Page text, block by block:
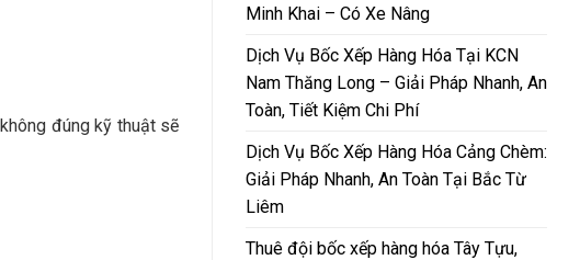
đúng kỹ thuật sẽ
Minh Khai – Có Xe Nâng
Dịch Vụ Bốc Xếp Hàng Hóa Tại KCN
Nam Thăng Long – Giải Pháp Nhanh, An
Toàn, Tiết Kiệm Chi Phí
Dịch Vụ Bốc Xếp Hàng Hóa Cảng Chèm:
Giải Pháp Nhanh, An Toàn Tại Bắc Từ
Liêm
Thuê đội bốc xếp hàng hóa Tây Tựu,